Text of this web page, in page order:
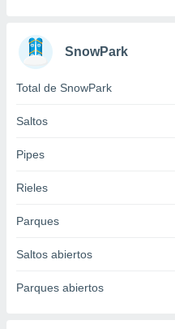
medir el
la
el
del
de
de
de
de
con el
e
SnowPark
Total de SnowPark
Saltos
Pipes
Rieles
Parques
Saltos abiertos
Parques abiertos